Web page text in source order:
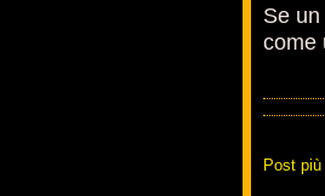
Se
come
Post